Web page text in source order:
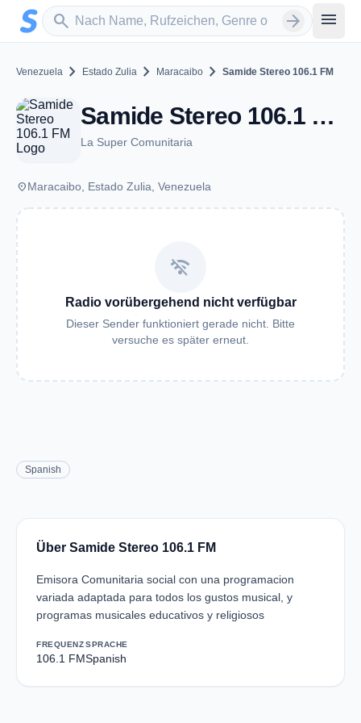
Zum Hauptinhalt springen
search
Sender suchen arrow_forward menu
Venezuela chevron_right Estado Zulia chevron_right Maracaibo chevron_right Samide Stereo 106.1 FM
Samide Stereo 106.1 FM - FM 106.1 - Maracaibo
La Super Comunitaria
placeMaracaibo, Estado Zulia, Venezuela
wifi_off
Radio vorübergehend nicht verfügbar
Dieser Sender funktioniert gerade nicht. Bitte
versuche es später erneut.
Spanish
Über Samide Stereo 106.1 FM
Emisora Comunitaria social con una programacion
variada adaptada para todos los gustos musical, y
programas musicales educativos y religiosos
FREQUENZ
106.1 FM
SPRACHE
Spanish